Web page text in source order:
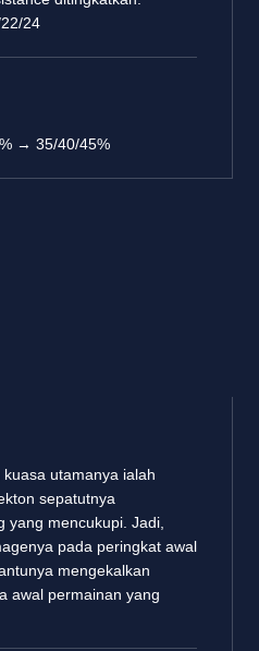
24
→ 35/40/45%
utamanya ialah
sepatutnya
yang mencukupi. Jadi,
pada peringkat awal
mengekalkan
awal permainan yang